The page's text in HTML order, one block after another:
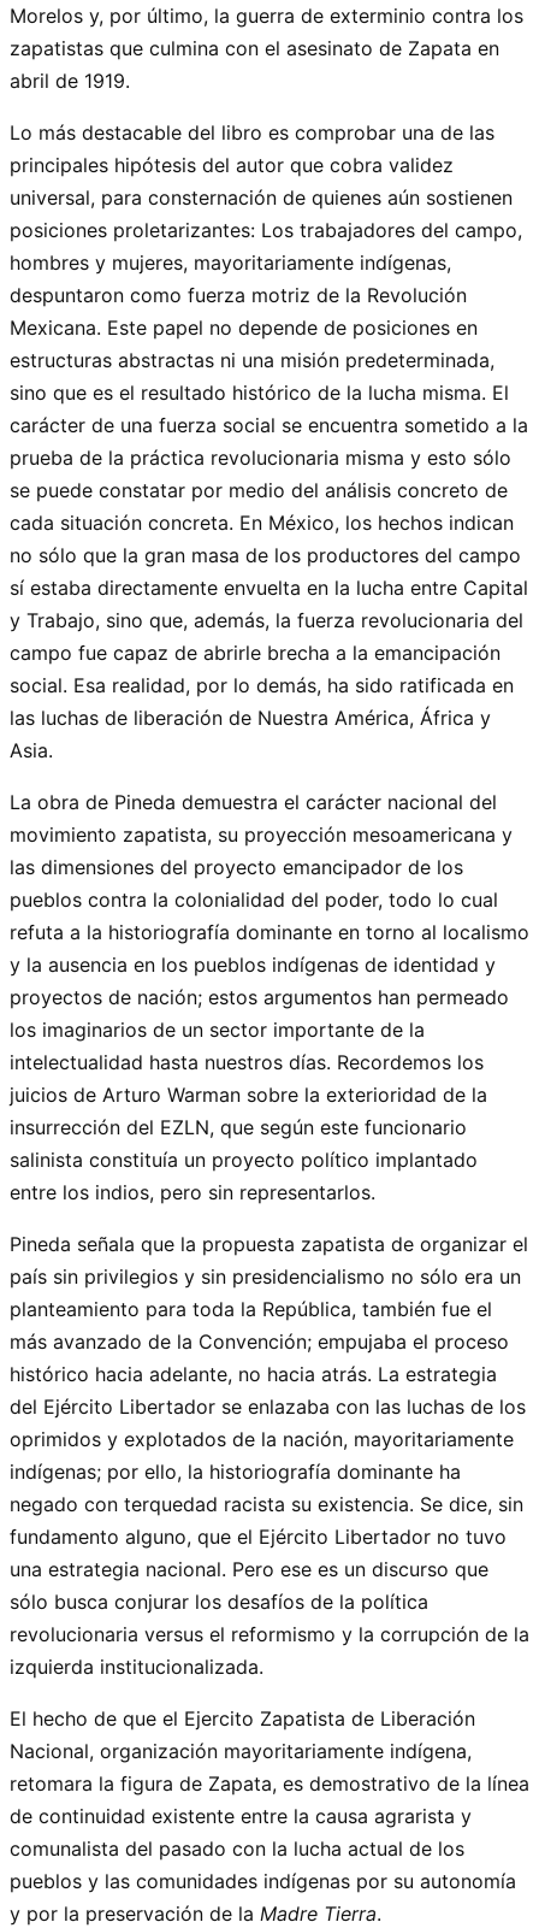
Morelos y, por último, la guerra de exterminio contra los
zapatistas que culmina con el asesinato de Zapata en
abril de 1919.
Lo más destacable del libro es comprobar una de las
principales hipótesis del autor que cobra validez
universal, para consternación de quienes aún sostienen
posiciones proletarizantes: Los trabajadores del campo,
hombres y mujeres, mayoritariamente indígenas,
despuntaron como fuerza motriz de la Revolución
Mexicana. Este papel no depende de posiciones en
estructuras abstractas ni una misión predeterminada,
sino que es el resultado histórico de la lucha misma. El
carácter de una fuerza social se encuentra sometido a la
prueba de la práctica revolucionaria misma y esto sólo
se puede constatar por medio del análisis concreto de
cada situación concreta. En México, los hechos indican
no sólo que la gran masa de los productores del campo
sí estaba directamente envuelta en la lucha entre Capital
y Trabajo, sino que, además, la fuerza revolucionaria del
campo fue capaz de abrirle brecha a la emancipación
social. Esa realidad, por lo demás, ha sido ratificada en
las luchas de liberación de Nuestra América, África y
Asia.
La obra de Pineda demuestra el carácter nacional del
movimiento zapatista, su proyección mesoamericana y
las dimensiones del proyecto emancipador de los
pueblos contra la colonialidad del poder, todo lo cual
refuta a la historiografía dominante en torno al localismo
y la ausencia en los pueblos indígenas de identidad y
proyectos de nación; estos argumentos han permeado
los imaginarios de un sector importante de la
intelectualidad hasta nuestros días. Recordemos los
juicios de Arturo Warman sobre la exterioridad de la
insurrección del EZLN, que según este funcionario
salinista constituía un proyecto político implantado
entre los indios, pero sin representarlos.
Pineda señala que la propuesta zapatista de organizar el
país sin privilegios y sin presidencialismo no sólo era un
planteamiento para toda la República, también fue el
más avanzado de la Convención; empujaba el proceso
histórico hacia adelante, no hacia atrás. La estrategia
del Ejército Libertador se enlazaba con las luchas de los
oprimidos y explotados de la nación, mayoritariamente
indígenas; por ello, la historiografía dominante ha
negado con terquedad racista su existencia. Se dice, sin
fundamento alguno, que el Ejército Libertador no tuvo
una estrategia nacional. Pero ese es un discurso que
sólo busca conjurar los desafíos de la política
revolucionaria versus el reformismo y la corrupción de la
izquierda institucionalizada.
El hecho de que el Ejercito Zapatista de Liberación
Nacional, organización mayoritariamente indígena,
retomara la figura de Zapata, es demostrativo de la línea
de continuidad existente entre la causa agrarista y
comunalista del pasado con la lucha actual de los
pueblos y las comunidades indígenas por su autonomía
y por la preservación de la Madre Tierra.